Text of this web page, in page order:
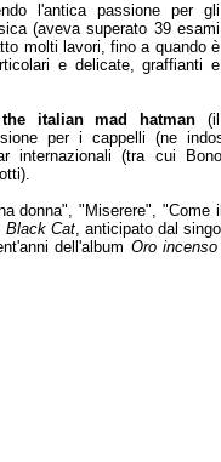
l'antica passione per gli
(aveva superato 39 esami
molti lavori, fino a quando è
e delicate, graffianti e
the italian mad hatman (il
per i cappelli (ne
internazionali (tra cui
donna", "Miserere", "Come
Black Cat, anticipato dal
dell'album Oro